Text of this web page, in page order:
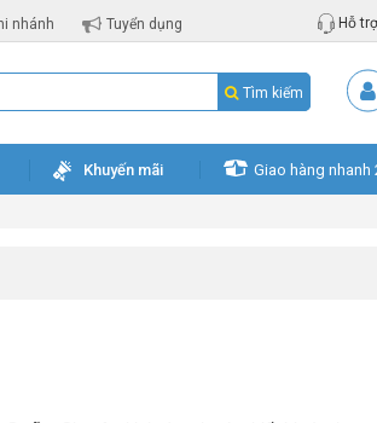
nhánh Tuyển dụng Hỗ
Tìm kiếm
Khuyến mãi Giao hàng nhanh